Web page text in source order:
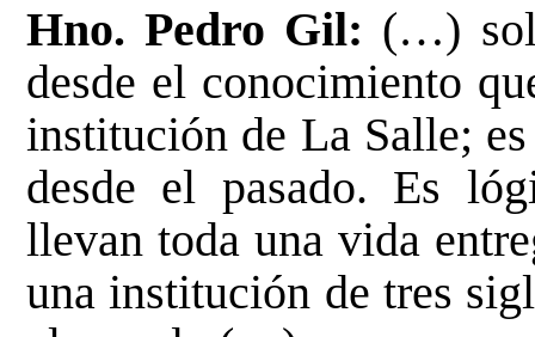
Hno. Pedro Gil: (…)
desde el conocimiento
institución de La Salle;
desde el pasado. Es
llevan toda una vida
una institución de tres